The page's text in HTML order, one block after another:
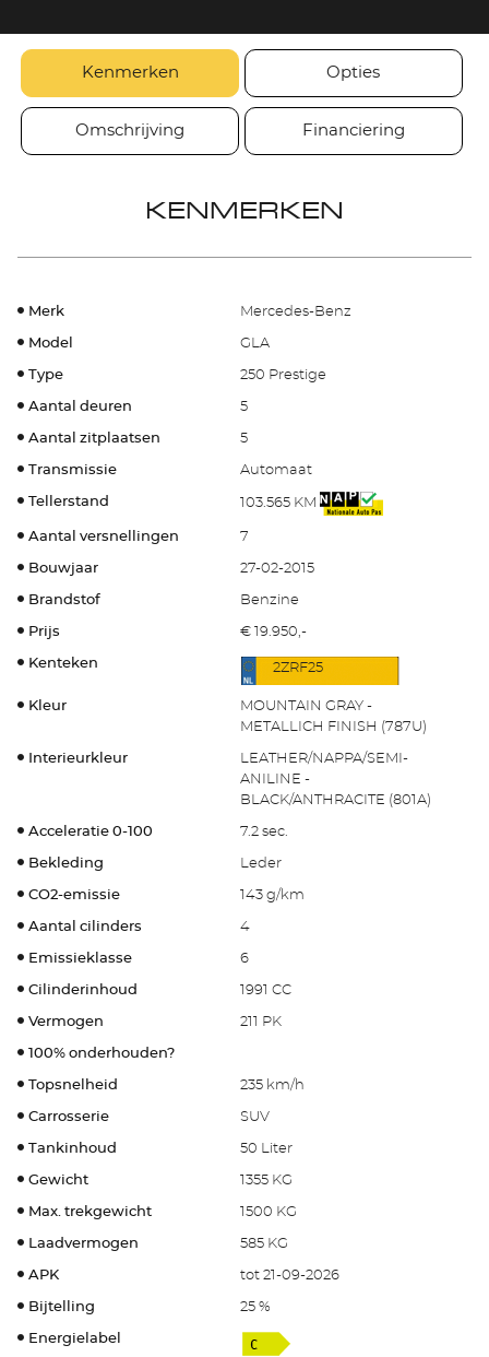
Kenmerken Opties
Omschrijving Financiering
KENMERKEN
Merk Mercedes-Benz
Model GLA
Type 250 Prestige
Aantal deuren 5
Aantal zitplaatsen 5
Transmissie Automaat
Tellerstand 103.565 KM
Aantal versnellingen 7
Bouwjaar 27-02-2015
Brandstof Benzine
Prijs € 19.950,-
Kenteken 2ZRF25
Kleur
MOUNTAIN GRAY -
METALLICH FINISH (787U)
Interieurkleur
LEATHER/NAPPA/SEMI-
ANILINE -
BLACK/ANTHRACITE (801A)
Acceleratie 0-100 7.2 sec.
Bekleding Leder
CO2-emissie 143 g/km
Aantal cilinders 4
Emissieklasse 6
Cilinderinhoud 1991 CC
Vermogen 211 PK
100% onderhouden?
Topsnelheid 235 km/h
Carrosserie SUV
Tankinhoud 50 Liter
Gewicht 1355 KG
Max. trekgewicht 1500 KG
Laadvermogen 585 KG
APK tot 21-09-2026
Bijtelling 25 %
Energielabel